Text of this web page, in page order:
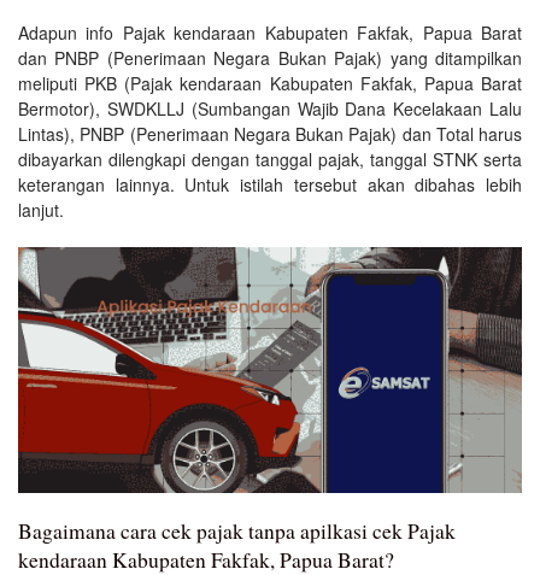
Adapun info Pajak kendaraan Kabupaten Fakfak, Papua Barat
dan PNBP (Penerimaan Negara Bukan Pajak) yang ditampilkan
meliputi PKB (Pajak kendaraan Kabupaten Fakfak, Papua Barat
Bermotor), SWDKLLJ (Sumbangan Wajib Dana Kecelakaan Lalu
Lintas), PNBP (Penerimaan Negara Bukan Pajak) dan Total harus
dibayarkan dilengkapi dengan tanggal pajak, tanggal STNK serta
keterangan lainnya. Untuk istilah tersebut akan dibahas lebih
lanjut.
Bagaimana cara cek pajak tanpa apilkasi cek Pajak
kendaraan Kabupaten Fakfak, Papua Barat?